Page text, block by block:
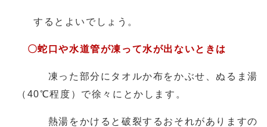
するとよいでしょう。
〇蛇口や水道管が凍って水が出ないときは
凍った部分にタオルか布をかぶせ、ぬるま湯
（40℃程度）で徐々にとかします。
熱湯をかけると破裂するおそれがありますの